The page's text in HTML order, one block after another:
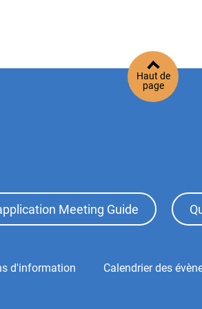
Haut de
page
Meeting Guide
d'information
Calendrier des